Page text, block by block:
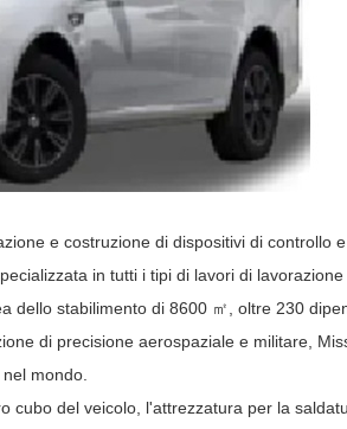
e costruzione di dispositivi di controllo
in tutti i tipi di lavori di
dello stabilimento di 8600 ㎡, oltre 230
di precisione aerospaziale e militare,
mondo.
cubo del veicolo, l'attrezzatura per la